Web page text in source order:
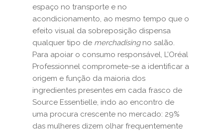
espaço no transporte e no
acondicionamento, ao mesmo tempo que o
efeito visual da sobreposição dispensa
qualquer tipo de merchadising no salão.
Para apoiar o consumo responsável, L’Oréal
Professionnel compromete-se a identificar a
origem e função da maioria dos
ingredientes presentes em cada frasco de
Source Essentielle, indo ao encontro de
uma procura crescente no mercado: 29%
das mulheres dizem olhar frequentemente